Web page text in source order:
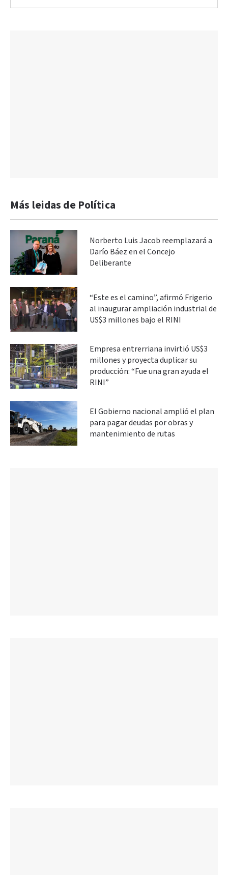
Más leidas de Política
Norberto Luis Jacob reemplazará a
Darío Báez en el Concejo
Deliberante
“Este es el camino”, afirmó Frigerio
al inaugurar ampliación industrial de
US$3 millones bajo el RINI
Empresa entrerriana invirtió US$3
millones y proyecta duplicar su
producción: “Fue una gran ayuda el
RINI”
El Gobierno nacional amplió el plan
para pagar deudas por obras y
mantenimiento de rutas